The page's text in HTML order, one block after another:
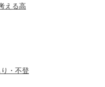
える高
・不登